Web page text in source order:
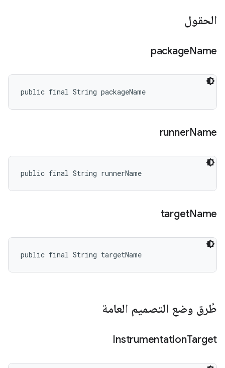
الحقول
packageName
public final String packageName
runnerName
public final String runnerName
targetName
public final String targetName
طُرق وضع التصميم العامة
InstrumentationTarget